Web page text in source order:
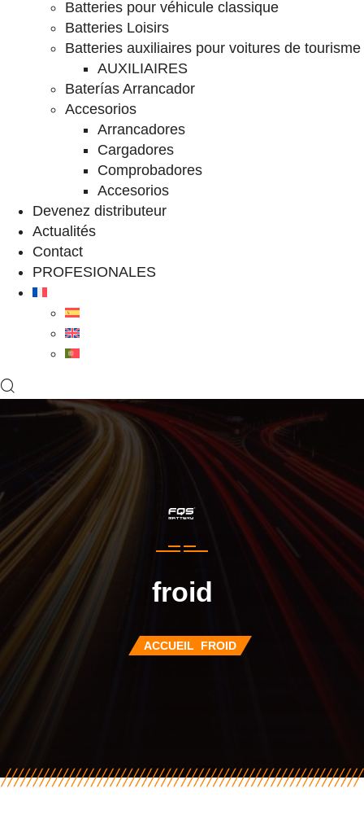
Batteries pour véhicule classique
Batteries Loisirs
Batteries auxiliaires pour voitures de tourisme
AUXILIAIRES
Baterías Arrancador
Accesorios
Arrancadores
Cargadores
Comprobadores
Accesorios
Devenez distributeur
Actualités
Contact
PROFESIONALES
froid
ACCUEIL FROID